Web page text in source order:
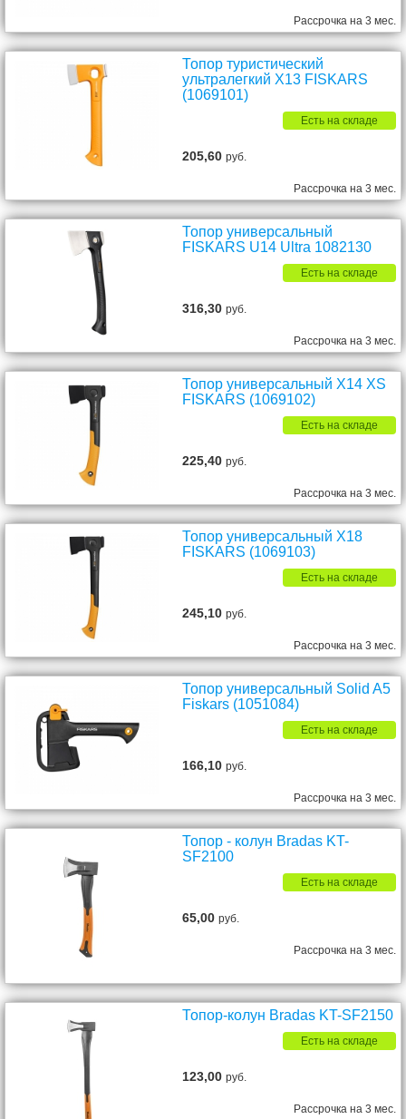
Рассрочка на 3 мес.
Топор туристический
ультралегкий X13 FISKARS
(1069101)
Есть на складе
205,60руб.
Рассрочка на 3 мес.
Топор универсальный
FISKARS U14 Ultra 1082130
Есть на складе
316,30руб.
Рассрочка на 3 мес.
Топор универсальный X14 XS
FISKARS (1069102)
Есть на складе
225,40руб.
Рассрочка на 3 мес.
Топор универсальный X18
FISKARS (1069103)
Есть на складе
245,10руб.
Рассрочка на 3 мес.
Топор универсальный Solid A5
Fiskars (1051084)
Есть на складе
166,10руб.
Рассрочка на 3 мес.
Топор - колун Bradas KT-
SF2100
Есть на складе
65,00руб.
Рассрочка на 3 мес.
Топор-колун Bradas KT-SF2150
Есть на складе
123,00руб.
Рассрочка на 3 мес.